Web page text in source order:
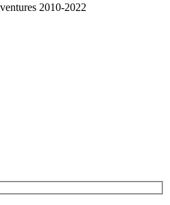
2010-2022